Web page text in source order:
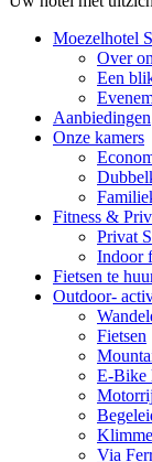
Moezelhotel
Over
Een
Aanbiedingen
Onze kamers
Fitness &
Privat
Indoor
Fietsen te
Outdoor-
Fietsen
E-Bike
Via